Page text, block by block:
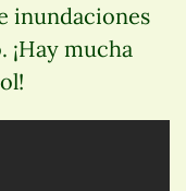
inundaciones
mucha